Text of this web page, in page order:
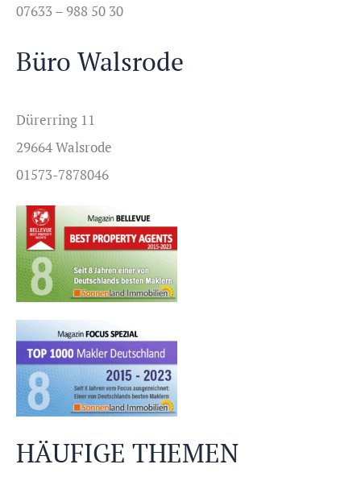
07633 – 988 50 30
Büro Walsrode
Dürerring 11
29664 Walsrode
01573-7878046
HÄUFIGE THEMEN